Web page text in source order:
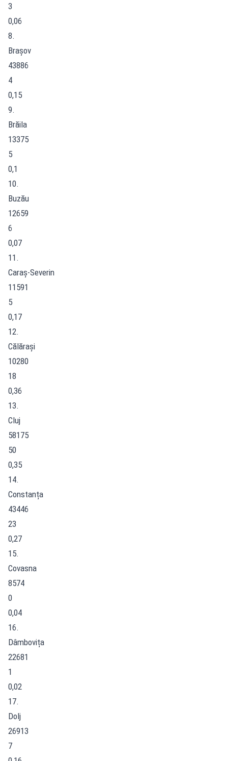
3
0,06
8.
Brașov
43886
4
0,15
9.
Brăila
13375
5
0,1
10.
Buzău
12659
6
0,07
11.
Caraș-Severin
11591
5
0,17
12.
Călărași
10280
18
0,36
13.
Cluj
58175
50
0,35
14.
Constanța
43446
23
0,27
15.
Covasna
8574
0
0,04
16.
Dâmbovița
22681
1
0,02
17.
Dolj
26913
7